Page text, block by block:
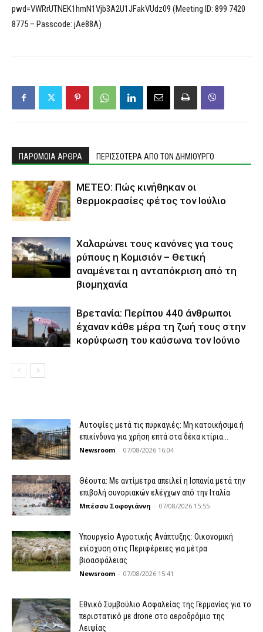
pwd=VWRrUTNEK1hmN1Vjb3A2U1JFakVUdz09 (Meeting ID: 899 7420
8775 – Passcode: jAe88A)
ΠΑΡΟΜΟΙΑ ΑΡΘΡΑ ΠΕΡΙΣΣΟΤΕΡΑ ΑΠΟ ΤΟΝ ΔΗΜΙΟΥΡΓΟ
ΜΕΤΕΟ: Πώς κινήθηκαν οι
θερμοκρασίες φέτος τον Ιούλιο
Χαλαρώνει τους κανόνες για τους
ρύπους η Κομισιόν – Θετική
αναμένεται η ανταπόκριση από τη
βιομηχανία
Βρετανία: Περίπου 440 άνθρωποι
έχαναν κάθε μέρα τη ζωή τους στην
κορύφωση του καύσωνα τον Ιούνιο
Αυτοψίες μετά τις πυρκαγιές: Μη κατοικήσιμα ή
επικίνδυνα για χρήση επτά στα δέκα κτίρια...
Newsroom - 07/08/2026 16:04
Θέουτα: Με αντίμετρα απειλεί η Ισπανία μετά την
επιβολή συνοριακών ελέγχων από την Ιταλία
Μπέσσυ Σοφογιάννη - 07/08/2026 15:55
Υπουργείο Αγροτικής Ανάπτυξης: Οικονομική
ενίσχυση στις Περιφέρειες για μέτρα
βιοασφάλειας
Newsroom - 07/08/2026 15:41
Εθνικό Συμβούλιο Ασφαλείας της Γερμανίας για το
περιστατικό με drone στο αεροδρόμιο της
Λειψίας